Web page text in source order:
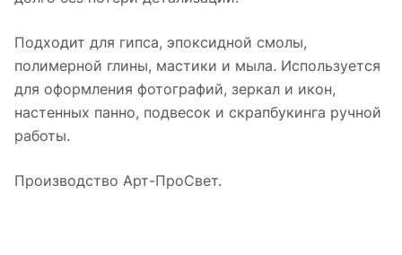
Подходит для гипса, эпоксидной смолы,
полимерной глины, мастики и мыла. Используется
для оформления фотографий, зеркал и икон,
настенных панно, подвесок и скрапбукинга ручной
работы.
Производство Арт-ПроСвет.